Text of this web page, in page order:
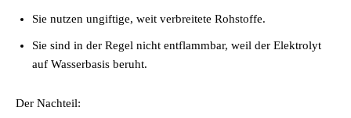
Sie nutzen ungiftige, weit verbreitete Rohstoffe.
Sie sind in der Regel nicht entflammbar, weil der Elektrolyt
auf Wasserbasis beruht.
Der Nachteil: